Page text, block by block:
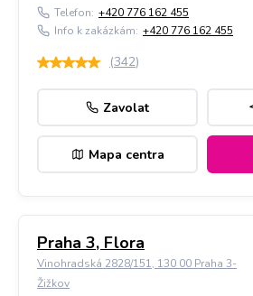
Telefon: +420 776 162 455
Info k zakázkám: +420 776 162 455
(342)
Zavolat
Mapa centra
Praha 3, Flora
Vinohradská 2828/151, 130 00 Praha 3-
Žižkov